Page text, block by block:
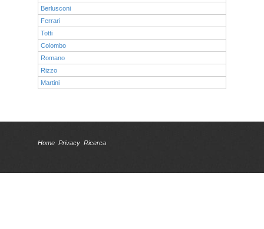
Berlusconi
Ferrari
Totti
Colombo
Romano
Rizzo
Martini
Home Privacy Ricerca